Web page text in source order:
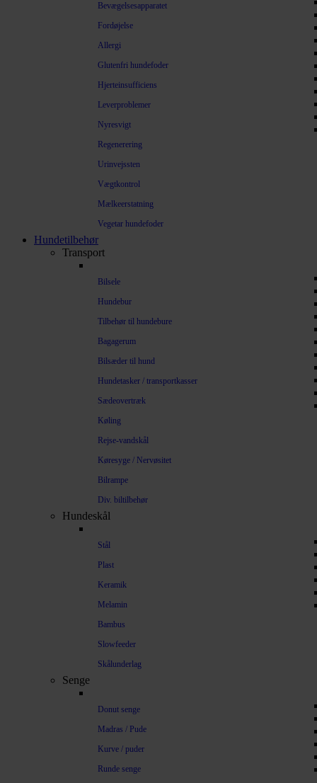
Bevægelsesapparatet
Fordøjelse
Allergi
Glutenfri hundefoder
Hjerteinsufficiens
Leverproblemer
Nyresvigt
Regenerering
Urinvejssten
Vægtkontrol
Mælkeerstatning
Vegetar hundefoder
Hundetilbehør
Transport
Bilsele
Hundebur
Tilbehør til hundebure
Bagagerum
Bilsæder til hund
Hundetasker / transportkasser
Sædeovertræk
Køling
Rejse-vandskål
Køresyge / Nervøsitet
Bilrampe
Div. biltilbehør
Hundeskål
Stål
Plast
Keramik
Melamin
Bambus
Slowfeeder
Skålunderlag
Senge
Donut senge
Madras / Pude
Kurve / puder
Runde senge